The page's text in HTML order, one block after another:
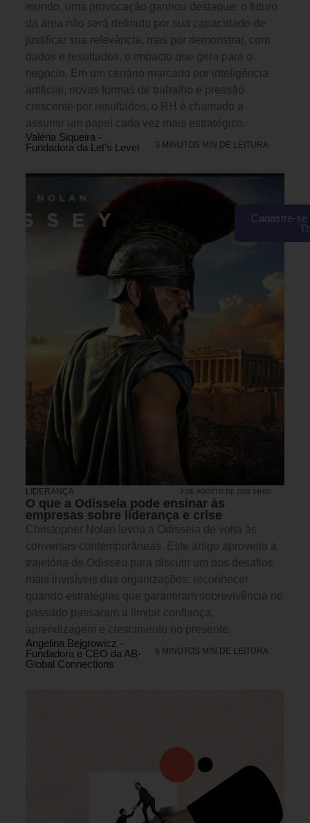
mundo, uma provocação ganhou destaque: o futuro
da área não será definido por sua capacidade de
justificar sua relevância, mas por demonstrar, com
dados e resultados, o impacto que gera para o
negócio. Em um cenário marcado por inteligência
artificial, novas formas de trabalho e pressão
crescente por resultados, o RH é chamado a
assumir um papel cada vez mais estratégico.
Valéria Siqueira -
Fundadora da Let’s Level
3 MINUTOS MIN DE LEITURA
LIDERANÇA 3 DE AGOSTO DE 2026 14H00
O que a Odisseia pode ensinar às
empresas sobre liderança e crise
Christopher Nolan levou a Odisseia de volta às
conversas contemporâneas. Este artigo aproveita a
trajetória de Odisseu para discutir um dos desafios
mais invisíveis das organizações: reconhecer
quando estratégias que garantiram sobrevivência no
passado passaram a limitar confiança,
aprendizagem e crescimento no presente.
Angelina Bejgrowicz -
Fundadora e CEO da AB-
Global Connections
6 MINUTOS MIN DE LEITURA
Cadastre-